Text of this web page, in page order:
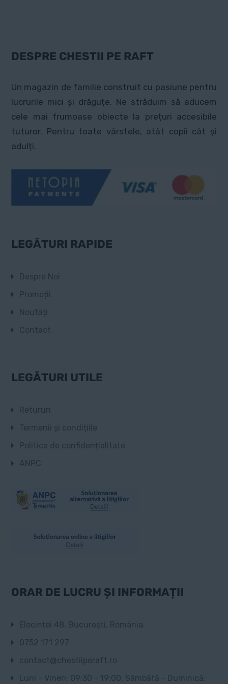
alese
produsului.
DESPRE CHESTII PE RAFT
Un magazin de familie construit cu pasiune pentru
lucrurile mici și drăguțe. Ne străduim să aducem
cele mai frumoase obiecte la prețuri accesibile
tuturor. Pentru toate vârstele, atât copii cât și
adulți.
LEGĂTURI RAPIDE
Despre Noi
Promoții
Noutăți
Contact
LEGĂTURI UTILE
Retururi
Termenii și condițiile
Politica de confidențialitate
ANPC
ORAR DE LUCRU ȘI INFORMAȚII
Elocinței 48, București, România.
0752 171 297
contact@chestiiperaft.ro
Luni - Vineri: 09:30 - 19:00, Sâmbătă - Duminică: